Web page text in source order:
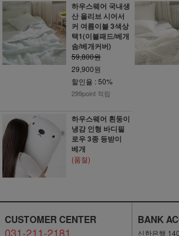
하우스웨어 국내생
산 올리브 시어서
커 여름이불 3색상
택1(이불패드/베개
솜/베개커버)
59,800원
29,900원
할인율 : 50%
299point 적립
하우스웨어 흰둥이
냉감 인형 바디필
로우 3종 등받이
베개
(품절)
CUSTOMER CENTER
031-211-2181
BANK
신한은행